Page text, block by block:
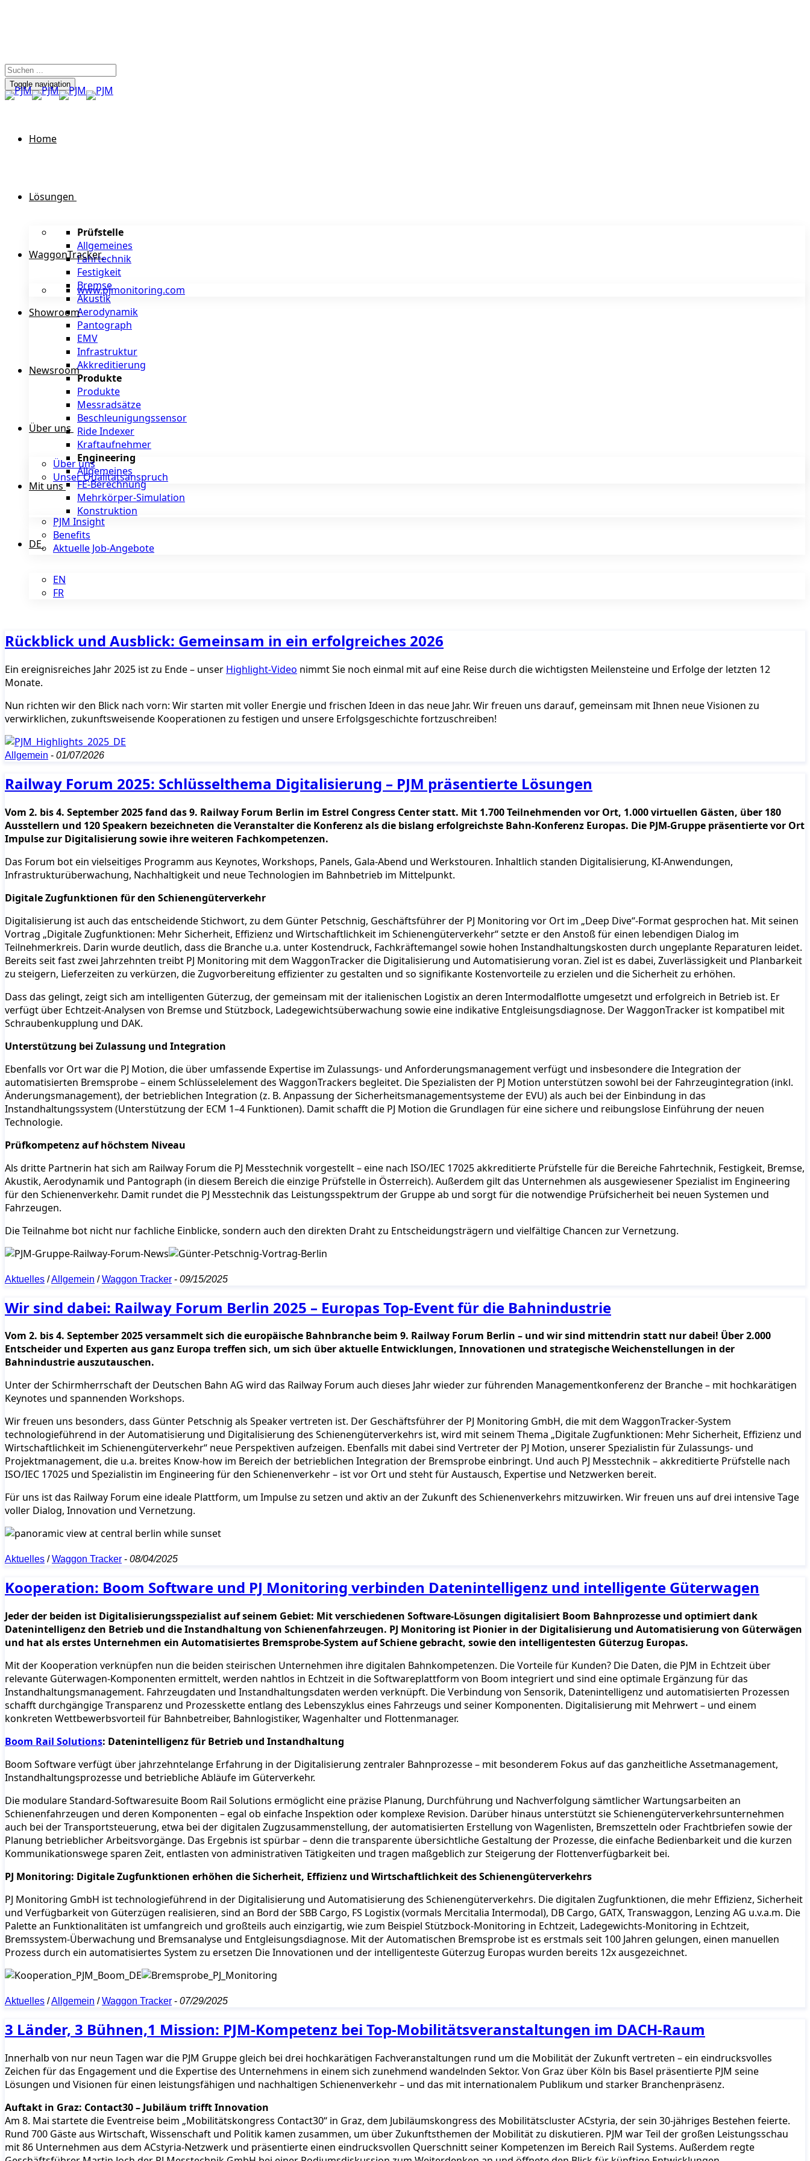
Toggle navigation
Home
Lösungen
Prüfstelle
Allgemeines
Fahrtechnik
Festigkeit
Bremse
Akustik
Aerodynamik
Pantograph
EMV
Infrastruktur
Akkreditierung
Produkte
Produkte
Messradsätze
Beschleunigungssensor
Ride Indexer
Kraftaufnehmer
Engineering
Allgemeines
FE-Berechnung
Mehrkörper-Simulation
Konstruktion
WaggonTracker
www.pjmonitoring.com
Showroom
Newsroom
Über uns
Über uns
Unser Qualitätsanspruch
Mit uns
PJM Insight
Benefits
Aktuelle Job-Angebote
DE
EN
FR
Rückblick und Ausblick: Gemeinsam in ein erfolgreiches 2026
Ein ereignisreiches Jahr 2025 ist zu Ende – unser Highlight-Video nimmt Sie noch einmal mit auf eine Reise durch die wichtigsten Meilensteine und Erfolge der letzten 12
Monate.
Nun richten wir den Blick nach vorn: Wir starten mit voller Energie und frischen Ideen in das neue Jahr. Wir freuen uns darauf, gemeinsam mit Ihnen neue Visionen zu
verwirklichen, zukunftsweisende Kooperationen zu festigen und unsere Erfolgsgeschichte fortzuschreiben!
Allgemein - 01/07/2026
Railway Forum 2025: Schlüsselthema Digitalisierung – PJM präsentierte Lösungen
Vom 2. bis 4. September 2025 fand das 9. Railway Forum Berlin im Estrel Congress Center statt. Mit 1.700 Teilnehmenden vor Ort, 1.000 virtuellen Gästen, über 180
Ausstellern und 120 Speakern bezeichneten die Veranstalter die Konferenz als die bislang erfolgreichste Bahn-Konferenz Europas. Die PJM‑Gruppe präsentierte vor Ort
Impulse zur Digitalisierung sowie ihre weiteren Fachkompetenzen.
Das Forum bot ein vielseitiges Programm aus Keynotes, Workshops, Panels, Gala-Abend und Werkstouren. Inhaltlich standen Digitalisierung, KI-Anwendungen,
Infrastrukturüberwachung, Nachhaltigkeit und neue Technologien im Bahnbetrieb im Mittelpunkt.
Digitale Zugfunktionen für den Schienengüterverkehr
Digitalisierung ist auch das entscheidende Stichwort, zu dem Günter Petschnig, Geschäftsführer der PJ Monitoring vor Ort im „Deep Dive“-Format gesprochen hat. Mit seinen
Vortrag „Digitale Zugfunktionen: Mehr Sicherheit, Effizienz und Wirtschaftlichkeit im Schienengüterverkehr“ setzte er den Anstoß für einen lebendigen Dialog im
Teilnehmerkreis. Darin wurde deutlich, dass die Branche u.a. unter Kostendruck, Fachkräftemangel sowie hohen Instandhaltungskosten durch ungeplante Reparaturen leidet.
Bereits seit fast zwei Jahrzehnten treibt PJ Monitoring mit dem WaggonTracker die Digitalisierung und Automatisierung voran. Ziel ist es dabei, Zuverlässigkeit und Planbarkeit
zu steigern, Lieferzeiten zu verkürzen, die Zugvorbereitung effizienter zu gestalten und so signifikante Kostenvorteile zu erzielen und die Sicherheit zu erhöhen.
Dass das gelingt, zeigt sich am intelligenten Güterzug, der gemeinsam mit der italienischen Logistix an deren Intermodalflotte umgesetzt und erfolgreich in Betrieb ist. Er
verfügt über Echtzeit-Analysen von Bremse und Stützbock, Ladegewichtsüberwachung sowie eine indikative Entgleisungsdiagnose. Der WaggonTracker ist kompatibel mit
Schraubenkupplung und DAK.
Unterstützung bei Zulassung und Integration
Ebenfalls vor Ort war die PJ Motion, die über umfassende Expertise im Zulassungs- und Anforderungsmanagement verfügt und insbesondere die Integration der
automatisierten Bremsprobe – einem Schlüsselelement des WaggonTrackers begleitet. Die Spezialisten der PJ Motion unterstützen sowohl bei der Fahrzeugintegration (inkl.
Änderungsmanagement), der betrieblichen Integration (z. B. Anpassung der Sicherheitsmanagementsysteme der EVU) als auch bei der Einbindung in das
Instandhaltungssystem (Unterstützung der ECM 1–4 Funktionen). Damit schafft die PJ Motion die Grundlagen für eine sichere und reibungslose Einführung der neuen
Technologie.
Prüfkompetenz auf höchstem Niveau
Als dritte Partnerin hat sich am Railway Forum die PJ Messtechnik vorgestellt – eine nach ISO/IEC 17025 akkreditierte Prüfstelle für die Bereiche Fahrtechnik, Festigkeit, Bremse,
Akustik, Aerodynamik und Pantograph (in diesem Bereich die einzige Prüfstelle in Österreich). Außerdem gilt das Unternehmen als ausgewiesener Spezialist im Engineering
für den Schienenverkehr. Damit rundet die PJ Messtechnik das Leistungsspektrum der Gruppe ab und sorgt für die notwendige Prüfsicherheit bei neuen Systemen und
Fahrzeugen.
Die Teilnahme bot nicht nur fachliche Einblicke, sondern auch den direkten Draht zu Entscheidungsträgern und vielfältige Chancen zur Vernetzung.
Aktuelles /Allgemein /Waggon Tracker - 09/15/2025
Wir sind dabei: Railway Forum Berlin 2025 – Europas Top-Event für die Bahnindustrie
Vom 2. bis 4. September 2025 versammelt sich die europäische Bahnbranche beim 9. Railway Forum Berlin – und wir sind mittendrin statt nur dabei! Über 2.000
Entscheider und Experten aus ganz Europa treffen sich, um sich über aktuelle Entwicklungen, Innovationen und strategische Weichenstellungen in der
Bahnindustrie auszutauschen.
Unter der Schirmherrschaft der Deutschen Bahn AG wird das Railway Forum auch dieses Jahr wieder zur führenden Managementkonferenz der Branche – mit hochkarätigen
Keynotes und spannenden Workshops.
Wir freuen uns besonders, dass Günter Petschnig als Speaker vertreten ist. Der Geschäftsführer der PJ Monitoring GmbH, die mit dem WaggonTracker-System
technologieführend in der Automatisierung und Digitalisierung des Schienengüterverkehrs ist, wird mit seinem Thema „Digitale Zugfunktionen: Mehr Sicherheit, Effizienz und
Wirtschaftlichkeit im Schienengüterverkehr“ neue Perspektiven aufzeigen. Ebenfalls mit dabei sind Vertreter der PJ Motion, unserer Spezialistin für Zulassungs- und
Projektmanagement, die u.a. breites Know-how im Bereich der betrieblichen Integration der Bremsprobe einbringt. Und auch PJ Messtechnik – akkreditierte Prüfstelle nach
ISO/IEC 17025 und Spezialistin im Engineering für den Schienenverkehr – ist vor Ort und steht für Austausch, Expertise und Netzwerken bereit.
Für uns ist das Railway Forum eine ideale Plattform, um Impulse zu setzen und aktiv an der Zukunft des Schienenverkehrs mitzuwirken. Wir freuen uns auf drei intensive Tage
voller Dialog, Innovation und Vernetzung.
Aktuelles /Waggon Tracker - 08/04/2025
Kooperation: Boom Software und PJ Monitoring verbinden Datenintelligenz und intelligente Güterwagen
Jeder der beiden ist Digitalisierungsspezialist auf seinem Gebiet: Mit verschiedenen Software-Lösungen digitalisiert Boom Bahnprozesse und optimiert dank
Datenintelligenz den Betrieb und die Instandhaltung von Schienenfahrzeugen. PJ Monitoring ist Pionier in der Digitalisierung und Automatisierung von Güterwägen
und hat als erstes Unternehmen ein Automatisiertes Bremsprobe-System auf Schiene gebracht, sowie den intelligentesten Güterzug Europas.
Mit der Kooperation verknüpfen nun die beiden steirischen Unternehmen ihre digitalen Bahnkompetenzen. Die Vorteile für Kunden? Die Daten, die PJM in Echtzeit über
relevante Güterwagen-Komponenten ermittelt, werden nahtlos in Echtzeit in die Softwareplattform von Boom integriert und sind eine optimale Ergänzung für das
Instandhaltungsmanagement. Fahrzeugdaten und Instandhaltungsdaten werden verknüpft. Die Verbindung von Sensorik, Datenintelligenz und automatisierten Prozessen
schafft durchgängige Transparenz und Prozesskette entlang des Lebenszyklus eines Fahrzeugs und seiner Komponenten. Digitalisierung mit Mehrwert – und einem
konkreten Wettbewerbsvorteil für Bahnbetreiber, Bahnlogistiker, Wagenhalter und Flottenmanager.
Boom Rail Solutions: Datenintelligenz für Betrieb und Instandhaltung
Boom Software verfügt über jahrzehntelange Erfahrung in der Digitalisierung zentraler Bahnprozesse – mit besonderem Fokus auf das ganzheitliche Assetmanagement,
Instandhaltungsprozesse und betriebliche Abläufe im Güterverkehr.
Die modulare Standard-Softwaresuite Boom Rail Solutions ermöglicht eine präzise Planung, Durchführung und Nachverfolgung sämtlicher Wartungsarbeiten an
Schienenfahrzeugen und deren Komponenten – egal ob einfache Inspektion oder komplexe Revision. Darüber hinaus unterstützt sie Schienengüterverkehrsunternehmen
auch bei der Transportsteuerung, etwa bei der digitalen Zugzusammenstellung, der automatisierten Erstellung von Wagenlisten, Bremszetteln oder Frachtbriefen sowie der
Planung betrieblicher Arbeitsvorgänge. Das Ergebnis ist spürbar – denn die transparente übersichtliche Gestaltung der Prozesse, die einfache Bedienbarkeit und die kurzen
Kommunikationswege sparen Zeit, entlasten von administrativen Tätigkeiten und tragen maßgeblich zur Steigerung der Flottenverfügbarkeit bei.
PJ Monitoring: Digitale Zugfunktionen erhöhen die Sicherheit, Effizienz und Wirtschaftlichkeit des Schienengüterverkehrs
PJ Monitoring GmbH ist technologieführend in der Digitalisierung und Automatisierung des Schienengüterverkehrs. Die digitalen Zugfunktionen, die mehr Effizienz, Sicherheit
und Verfügbarkeit von Güterzügen realisieren, sind an Bord der SBB Cargo, FS Logistix (vormals Mercitalia Intermodal), DB Cargo, GATX, Transwaggon, Lenzing AG u.v.a.m. Die
Palette an Funktionalitäten ist umfangreich und großteils auch einzigartig, wie zum Beispiel Stützbock-Monitoring in Echtzeit, Ladegewichts-Monitoring in Echtzeit,
Bremssystem-Überwachung und Bremsanalyse und Entgleisungsdiagnose. Mit der Automatischen Bremsprobe ist es erstmals seit 100 Jahren gelungen, einen manuellen
Prozess durch ein automatisiertes System zu ersetzen Die Innovationen und der intelligenteste Güterzug Europas wurden bereits 12x ausgezeichnet.
Aktuelles /Allgemein /Waggon Tracker - 07/29/2025
3 Länder, 3 Bühnen,1 Mission: PJM-Kompetenz bei Top-Mobilitätsveranstaltungen im DACH-Raum
Innerhalb von nur neun Tagen war die PJM Gruppe gleich bei drei hochkarätigen Fachveranstaltungen rund um die Mobilität der Zukunft vertreten – ein eindrucksvolles
Zeichen für das Engagement und die Expertise des Unternehmens in einem sich zunehmend wandelnden Sektor. Von Graz über Köln bis Basel präsentierte PJM seine
Lösungen und Visionen für einen leistungsfähigen und nachhaltigen Schienenverkehr – und das mit internationalem Publikum und starker Branchenpräsenz.
Auftakt in Graz: Contact30 – Jubiläum trifft Innovation
Am 8. Mai startete die Eventreise beim „Mobilitätskongress Contact30“ in Graz, dem Jubiläumskongress des Mobilitätscluster ACstyria, der sein 30-jähriges Bestehen feierte.
Rund 700 Gäste aus Wirtschaft, Wissenschaft und Politik kamen zusammen, um über Zukunftsthemen der Mobilität zu diskutieren. PJM war Teil der großen Leistungsschau
mit 86 Unternehmen aus dem ACstyria-Netzwerk und präsentierte einen eindrucksvollen Querschnitt seiner Kompetenzen im Bereich Rail Systems. Außerdem regte